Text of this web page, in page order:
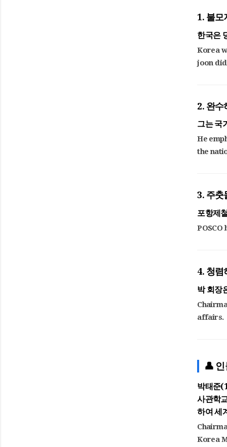
1. 불모
한국은
Korea
joon
2. 완
그는 국
He
the
3. 주춧
포항제
4. 청
박 회장
affairs.
👤
박태준
사관학
하여 세
Korea